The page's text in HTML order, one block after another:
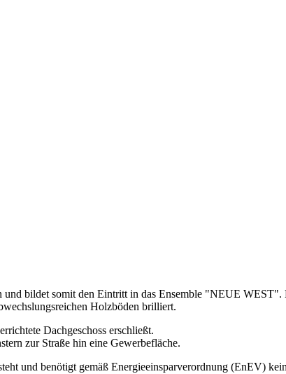
und bildet somit den Eintritt in das Ensemble "NEUE
Holzböden brilliert.
Dachgeschoss erschließt.
zur Straße hin eine Gewerbefläche.
und benötigt gemäß Energieeinsparverordnung (EnEV)